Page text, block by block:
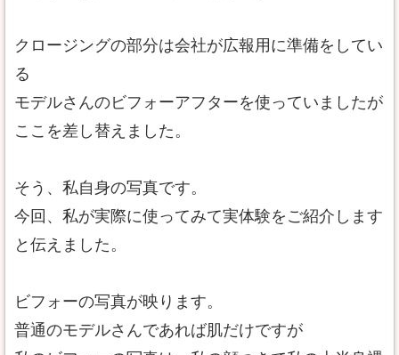
クロージングの部分は会社が広報用に準備をしてい
る
モデルさんのビフォーアフターを使っていましたが
ここを差し替えました。
そう、私自身の写真です。
今回、私が実際に使ってみて実体験をご紹介します
と伝えました。
ビフォーの写真が映ります。
普通のモデルさんであれば肌だけですが